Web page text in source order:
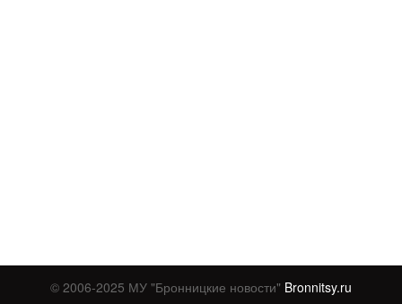
© 2006-2025 МУ "Бронницкие новости" Bronnitsy.ru